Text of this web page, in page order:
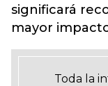
significará
mayor
Toda la